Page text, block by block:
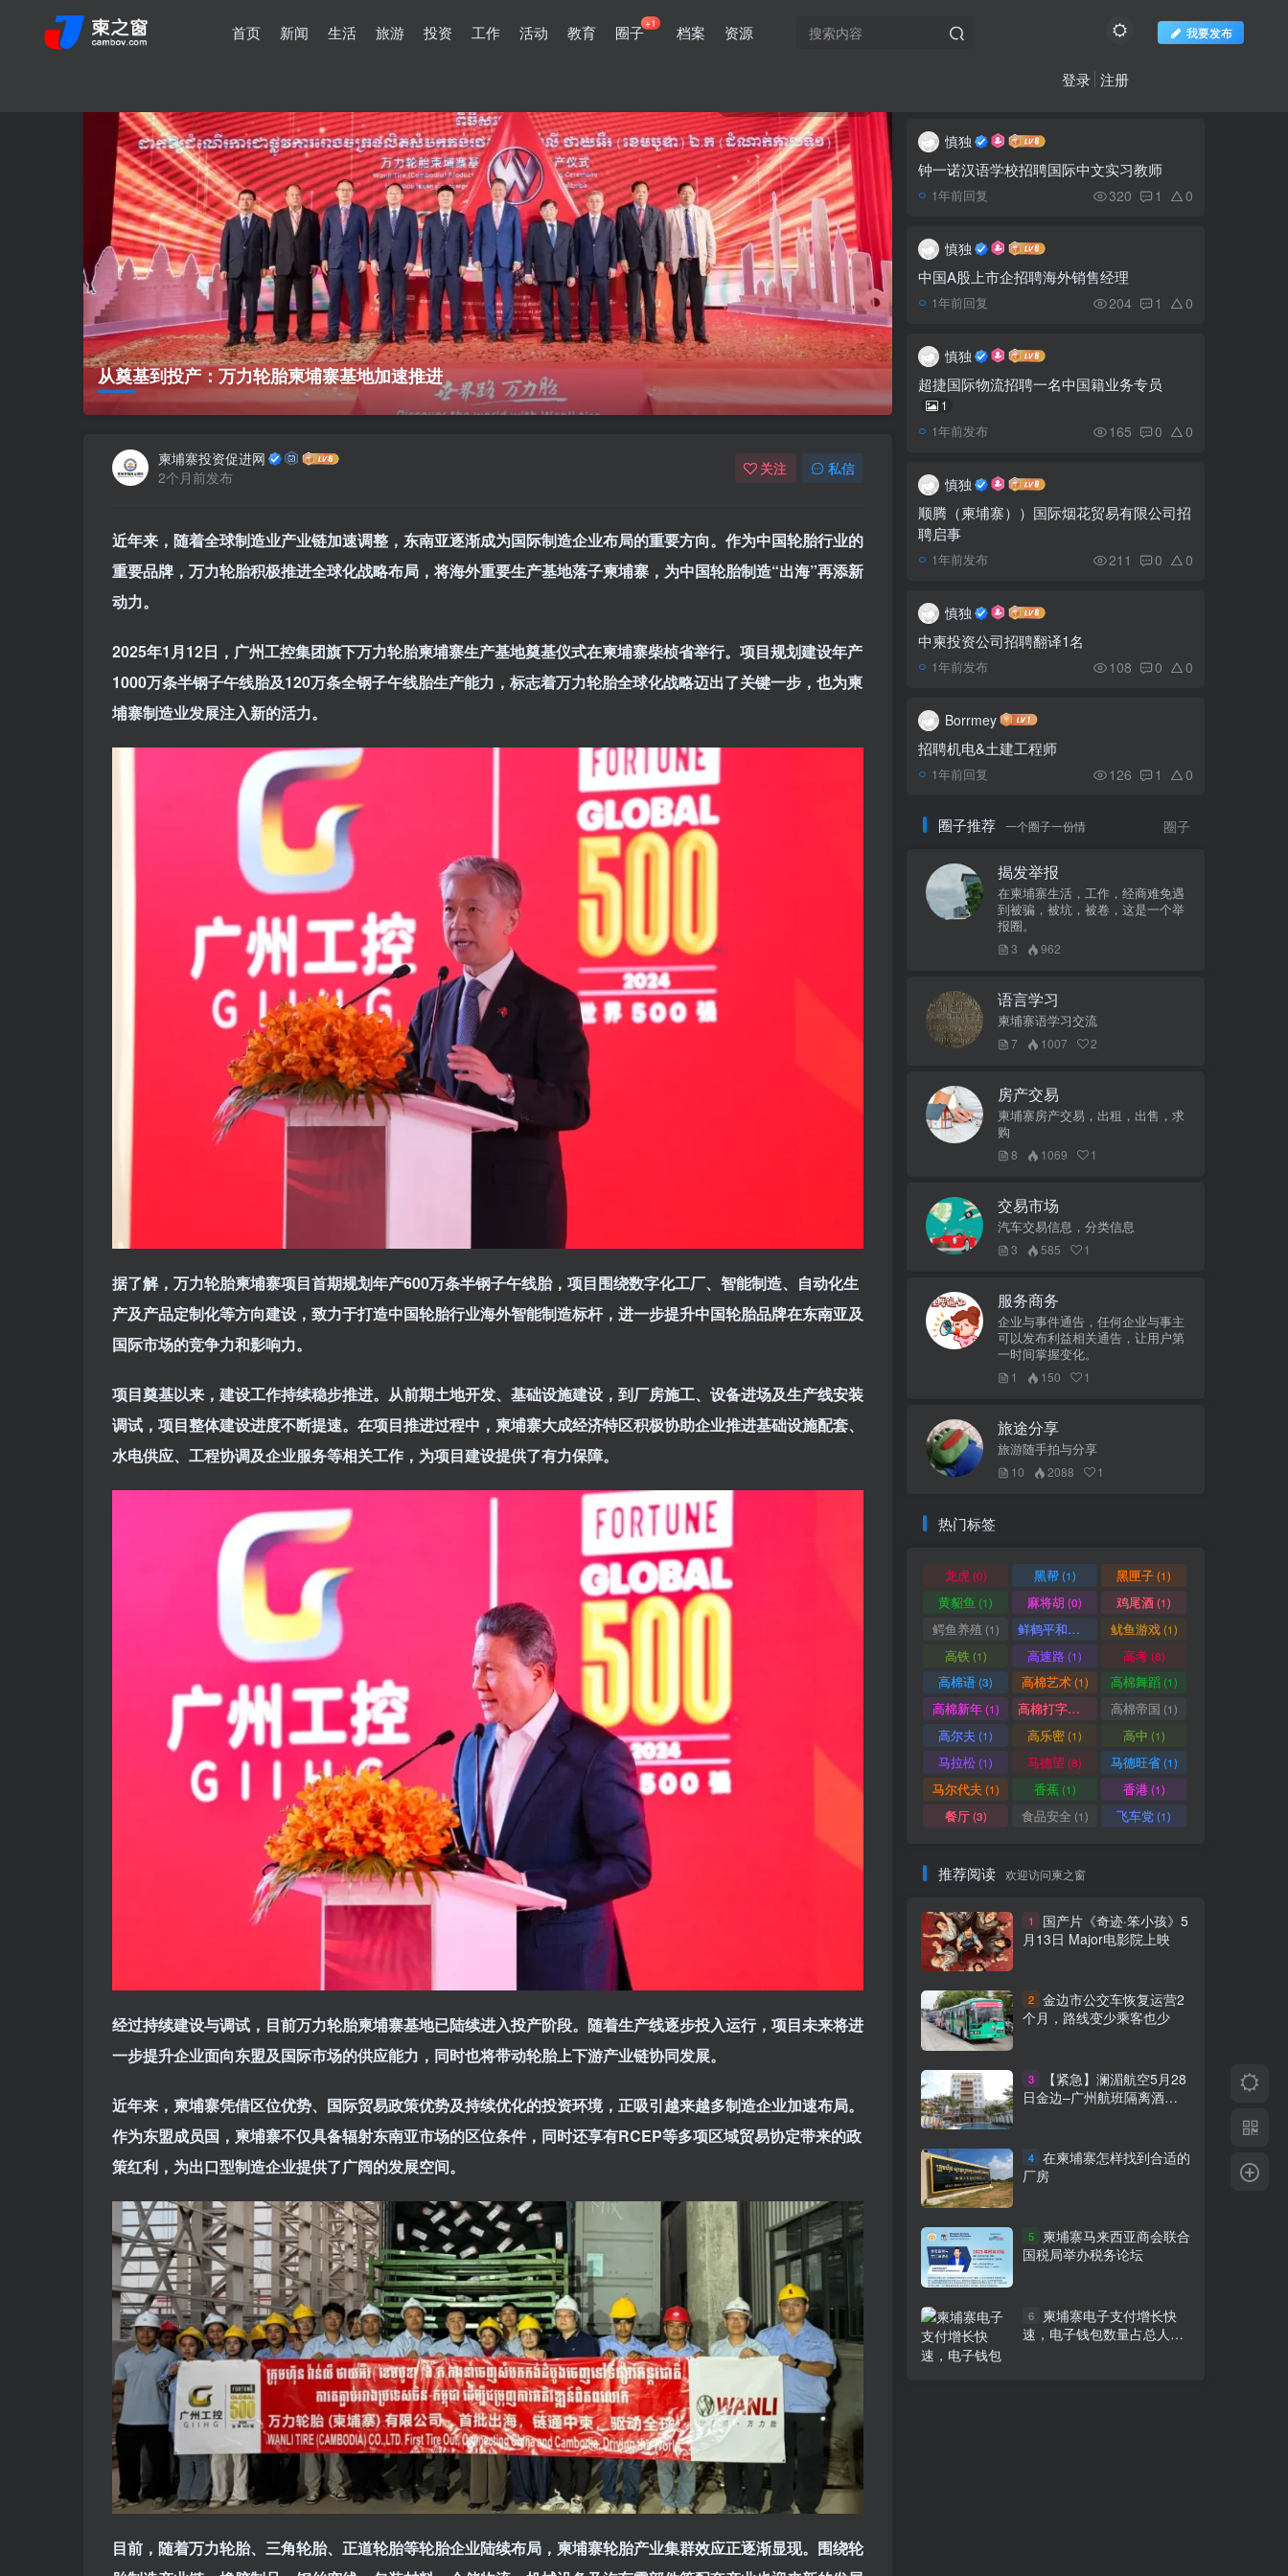
首页 新闻 生活 旅游 投资 工作 活动 教育 圈子+1 档案 资源 我要发布
登录 注册
从奠基到投产：万力轮胎柬埔寨基地加速推进
柬埔寨投资促进网
2个月前发布
关注 私信
近年来，随着全球制造业产业链加速调整，东南亚逐渐成为国际制造企业布局的重要方向。作为中国轮胎行业的
重要品牌，万力轮胎积极推进全球化战略布局，将海外重要生产基地落子柬埔寨，为中国轮胎制造“出海”再添新
动力。
2025年1 月12日，广州工控集团旗下万力轮胎柬埔寨生产基地奠基仪式在柬埔寨柴桢省举行。项目规划建设年产
1000万条半钢子午线胎及120万条全钢子午线胎生产能力，标志着万力轮胎全球化战略迈出了关键一步，也为柬
埔寨制造业发展注入新的活力。
据了解，万力轮胎柬埔寨项目首期规划年产600万条半钢子午线胎，项目围绕数字化工厂、智能制造、自动化生
产及产品定制化等方向建设，致力于打造中国轮胎行业海外智能制造标杆，进一步提升中国轮胎品牌在东南亚及
国际市场的竞争力和影响力。
项目奠基以来，建设工作持续稳步推进。从前期土地开发、基础设施建设，到厂房施工、设备进场及生产线安装
调试，项目整体建设进度不断提速。在项目推进过程中，柬埔寨大成经济特区积极协助企业推进基础设施配套、
水电供应、工程协调及企业服务等相关工作，为项目建设提供了有力保障。
经过持续建设与调试，目前万力轮胎柬埔寨基地已陆续进入投产阶段。随着生产线逐步投入运行，项目未来将进
一步提升企业面向东盟及国际市场的供应能力，同时也将带动轮胎上下游产业链协同发展。
近年来，柬埔寨凭借区位优势、国际贸易政策优势及持续优化的投资环境，正吸引越来越多制造企业加速布局。
作为东盟成员国，柬埔寨不仅具备辐射东南亚市场的区位条件，同时还享有RCEP等多项区域贸易协定带来的政
策红利，为出口型制造企业提供了广阔的发展空间。
目前，随着万力轮胎、三角轮胎、正道轮胎等轮胎企业陆续布局，柬埔寨轮胎产业集群效应正逐渐显现。围绕轮
推荐阅读 欢迎访问柬之窗
国产片《奇迹·笨小孩》5
月13日 Major电影院上映
2
金边市公交车恢复运营2
个月，路线变少乘客也少
3 【紧急】澜湄航空5月28
日金边–广州航班隔离酒店
变更通知
在柬埔寨怎样找到合适的
柬埔寨马来西亚商会联合
国税局举办税务论坛
速，电子钱包数量占总人口
80%
慎独
钟一诺汉语学校招聘国际中文实习教师
1年前回复 320 1 0
慎独
中国A股上市企招聘海外销售经理
1年前回复 204 1 0
慎独
超捷国际物流招聘一名中国籍业务专员
1
1年前发布 165 0 0
慎独
顺腾（柬埔寨））国际烟花贸易有限公司招
聘启事
1年前发布 211 0 0
慎独
中柬投资公司招聘翻译1名
1年前发布 108 0 0
Borrmey
招聘机电&土建工程师
1年前回复 126 1 0
圈子推荐 一个圈子一份情 圈子
揭发举报
在柬埔寨生活，工作，经商难免遇
到被骗，被坑，被卷，这是一个举
报圈。
3 962
语言学习
柬埔寨语学习交流
7 1007 2
房产交易
柬埔寨房产交易，出租，出售，求
购
8 1069 1
交易市场
汽车交易信息，分类信息
3 585 1
服务商务
企业与事件通告，任何企业与事主
可以发布利益相关通告，让用户第
一时间掌握变化。
1 150 1
旅途分享
旅游随手拍与分享
10 2088 1
热门标签
龙虎(0) 黑帮(1) 黑匣子(1)
黄貂鱼 (1) 麻将胡 (0) 鸡尾酒(1)
鳄鱼养殖 (1) 鲜鹤平和赏 鱿鱼游戏(1)
高铁(1) 高速路(1) 高考(8)
高棉语(3) 高棉艺术(1) 高棉舞蹈(1)
高棉新年(1) 高棉打字机 高棉帝国 (1)
高尔夫 (1) 高乐密(1) 高中 (1)
马拉松(1) 马德望 (8) 马德旺省(1)
马尔代夫 (1) 香蕉(1) 香港(1)
餐厅(3) 食品安全 (1) 飞车党(1)
推荐阅读 欢迎访问柬之窗
1
国产片《奇迹·笨小孩》5
月13日 Major电影院上映
2 金边市公交车恢复运营2
个月，路线变少乘客也少
3
【紧急】澜湄航空5月28
日金边–广州航班隔离酒店
4 在柬埔寨怎样找到合适的
厂房
5
柬埔寨马来西亚商会联合
国税局举办税务论坛
6
柬埔寨电子支付增长快
速，电子钱包数量占总人口